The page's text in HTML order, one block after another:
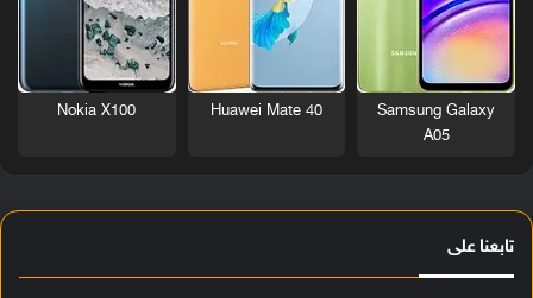
Samsung Galaxy
A05
Huawei Mate 40
Nokia X100
تابعنا على